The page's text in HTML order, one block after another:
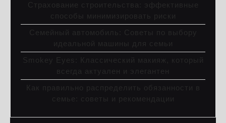
Страхование строительства: эффективные
способы минимизировать риски
Семейный автомобиль: Советы по выбору
идеальной машины для семьи
Smokey Eyes: Классический макияж, который
всегда актуален и элегантен
Как правильно распределить обязанности в
семье: советы и рекомендации